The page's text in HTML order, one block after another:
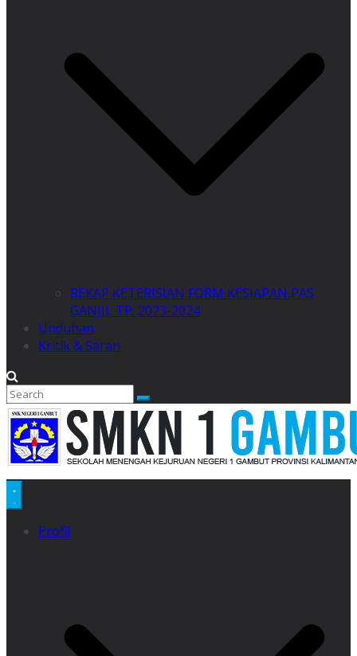
REKAP KETERISIAN FORM KESIAPAN PAS
GANJIL TP. 2023-2024
Unduhan
Kritik & Saran
Profil